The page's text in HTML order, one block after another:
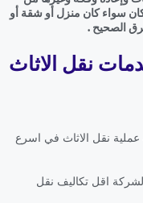
سواء كان منزل أو شقة أو
الصحيح .
نقل الاثاث
نقل الاثاث في اسرع
اقل تكاليف نقل